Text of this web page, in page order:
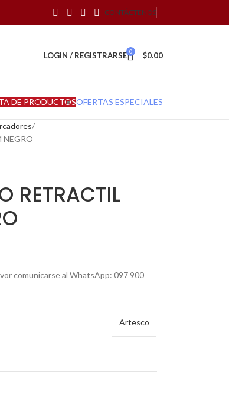
CONTÁCTENOS
LOGIN / REGISTRARSE 0 $0.00
DE PRODUCTOSOFERTAS ESPECIALES
NEGRO
RETRACTIL
comunicarse al WhatsApp: 097 900
Artesco